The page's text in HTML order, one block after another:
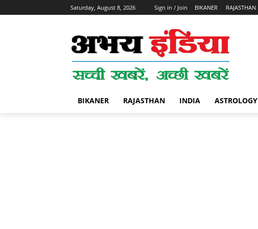
Saturday, August 8, 2026 Sign in / Join BIKANER RAJASTHAN
BIKANER RAJASTHAN INDIA ASTROLOGY